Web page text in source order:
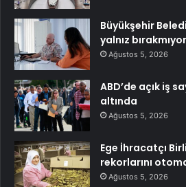
Büyükşehir
yalnız bırakmıyor
Ağustos 5, 2026
ABD’de açık iş
altında
Ağustos 5, 2026
Ege İhracatçı
rekorlarını
Ağustos 5, 2026